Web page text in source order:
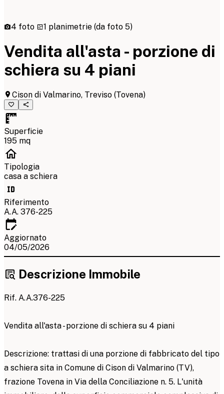
4 foto 1 planimetrie (da foto 5)
Vendita all'asta - porzione di
schiera su 4 piani
Cison di Valmarino, Treviso (Tovena)
Superficie
195 mq
Tipologia
casa a schiera
Riferimento
A.A. 376-225
Aggiornato
04/05/2026
Descrizione Immobile
Rif. A.A.376-225
Vendita all'asta - porzione di schiera su 4 piani
Descrizione: trattasi di una porzione di fabbricato del tipo
a schiera sita in Comune di Cison di Valmarino (TV),
frazione Tovena in Via della Conciliazione n. 5. L'unità